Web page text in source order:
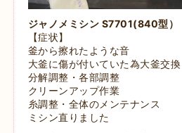
ジャノメミシン S7701(840型）
【症状】
釜から擦れたような音
大釜に傷が付いていた為大釜交換
分解調整・各部調整
クリーンアップ作業
糸調整・全体のメンテナンス
ミシン直りました